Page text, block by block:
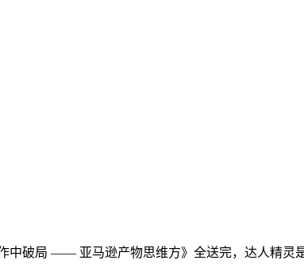
中破局 —— 亚马逊产物思维方》全送完，达人精灵